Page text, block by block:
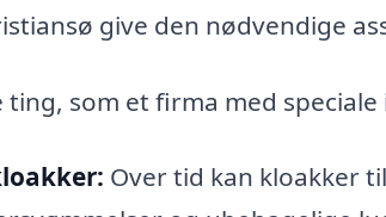
give den nødvendige
ting, som et firma med
Over tid kan kloakker